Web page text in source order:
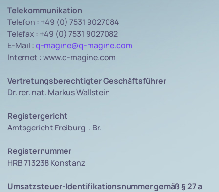
Telekommunikation
Telefon : +49 (0) 7531 9027084
Telefax : +49 (0) 7531 9027082
E-Mail :q-magine@q-magine.com
Internet : www.q-magine.com
Vertretungsberechtigter Geschäftsführer
Dr. rer. nat. Markus Wallstein
Registergericht
Amtsgericht Freiburg i. Br.
Registernummer
HRB 713238 Konstanz
Umsatzsteuer-Identifikationsnummer gemäß § 27 a